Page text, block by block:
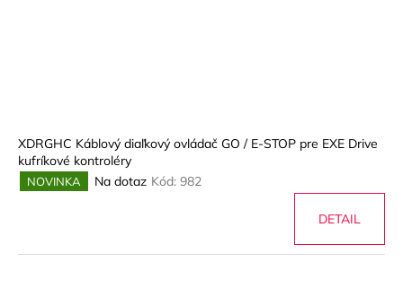
XDRGHC Káblový diaľkový ovládač GO / E-STOP pre EXE Drive
kufríkové kontroléry
NOVINKA Na dotaz Kód: 982
DETAIL